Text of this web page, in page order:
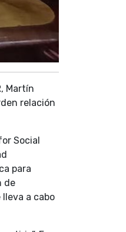
Martín
relación
Social
para
de
a cabo